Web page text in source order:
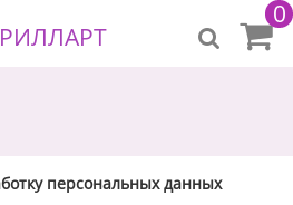
0
персональных данных